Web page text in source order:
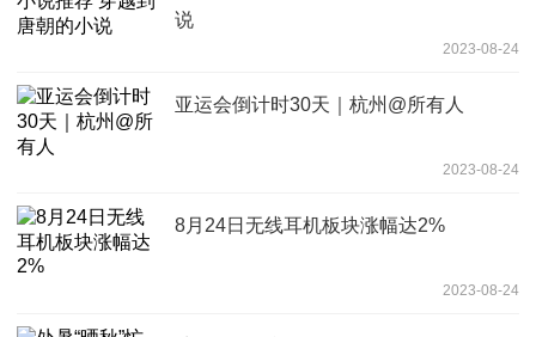
说
2023-08-24
亚运会倒计时30天｜杭州@所有人
2023-08-24
8月24日无线耳机板块涨幅达2%
2023-08-24